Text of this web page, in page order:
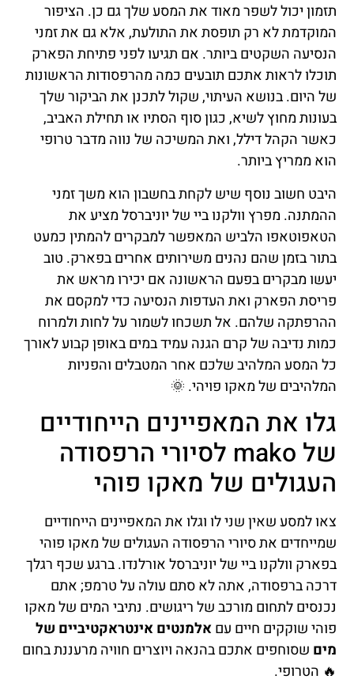
תזמון יכול לשפר מאוד את המסע שלך גם כן. הציפור
המוקדמת לא רק תופסת את התולעת, אלא גם את זמני
הנסיעה השקטים ביותר. אם תגיעו לפני פתיחת הפארק
תוכלו לראות אתכם תובעים כמה מהרפסודות הראשונות
של היום. בנושא העיתוי, שקול לתכנן את הביקור שלך
בעונות מחוץ לשיא, כגון סוף הסתיו או תחילת האביב,
כאשר הקהל דילל, ואת המשיכה של נווה מדבר טרופי
הוא ממריץ ביותר.
היבט חשוב נוסף שיש לקחת בחשבון הוא משך זמני
ההמתנה. מפרץ וולקנו ביי של יוניברסל מציע את
הטאפוטאפו הלביש המאפשר למבקרים להמתין כמעט
בתור בזמן שהם נהנים משירותים אחרים בפארק. טוב
יעשו מבקרים בפעם הראשונה אם יכירו מראש את
פריסת הפארק ואת העדפות הנסיעה כדי למקסם את
ההרפתקה שלהם. אל תשכחו לשמור על לחות ולמרוח
כמות נדיבה של קרם הגנה עמיד במים באופן קבוע לאורך
כל המסע המלהיב שלכם אחר המטבלים והפניות
המלהיבים של מאקו פויהי. 🌞
גלו את המאפיינים הייחודיים
של mako לסיורי הרפסודה
העגולים של מאקו פוהי
צאו למסע שאין שני לו וגלו את המאפיינים הייחודיים
שמייחדים את סיורי הרפסודה העגולים של מאקו פוהי
בפארק וולקנו ביי של יוניברסל אורלנדו. ברגע שכף רגלך
דרכה ברפסודה, אתה לא סתם עולה על טרמפ; אתם
נכנסים לתחום מורכב של ריגושים. נתיבי המים של מאקו
פוהי שוקקים חיים עםאלמנטים אינטראקטיביים של
מים שסוחפים אתכם בהנאה ויוצרים חוויה מרעננת בחום
🔥 הטרופי.